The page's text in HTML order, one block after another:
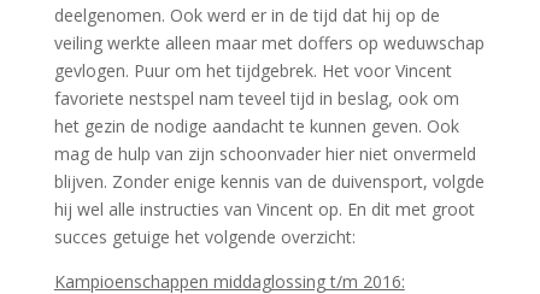
deelgenomen. Ook werd er in de tijd dat hij op de
veiling werkte alleen maar met doffers op weduwschap
gevlogen. Puur om het tijdgebrek. Het voor Vincent
favoriete nestspel nam teveel tijd in beslag, ook om
het gezin de nodige aandacht te kunnen geven. Ook
mag de hulp van zijn schoonvader hier niet onvermeld
blijven. Zonder enige kennis van de duivensport, volgde
hij wel alle instructies van Vincent op. En dit met groot
succes getuige het volgende overzicht:
Kampioenschappen middaglossing t/m 2016: